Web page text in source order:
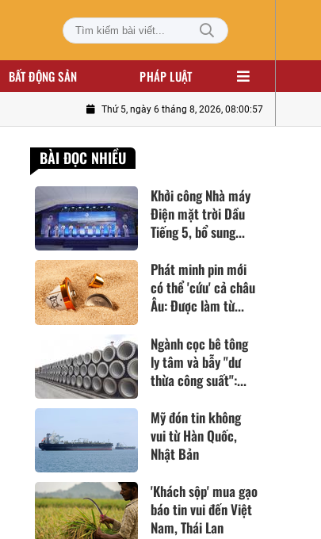
BẤT ĐỘNG SẢN PHÁP LUẬT
Thứ 5, ngày 6 tháng 8, 2026, 08:00:59
BÀI ĐỌC NHIỀU
Khởi công Nhà máy
Điện mặt trời Dầu
Tiếng 5, bổ sung...
Phát minh pin mới
có thể 'cứu' cả châu
Âu: Được làm từ...
Ngành cọc bê tông
ly tâm và bẫy "dư
thừa công suất":...
Mỹ đón tin không
vui từ Hàn Quốc,
Nhật Bản
'Khách sộp' mua gạo
báo tin vui đến Việt
Nam, Thái Lan